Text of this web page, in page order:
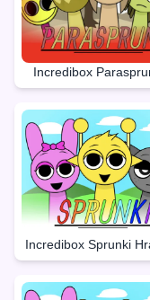
Incredibox
Incredibox Sprunki